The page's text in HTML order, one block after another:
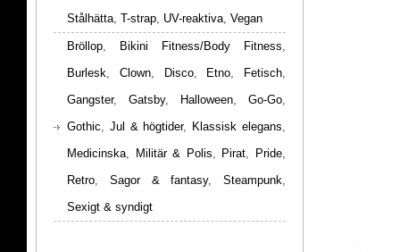
Stålhätta, T-strap, UV-reaktiva, Vegan
Bröllop, Bikini Fitness/Body Fitness,
Burlesk, Clown, Disco, Etno, Fetisch,
Gangster, Gatsby, Halloween, Go-Go,
Gothic, Jul & högtider, Klassisk elegans,
Medicinska, Militär & Polis, Pirat, Pride,
Retro, Sagor & fantasy, Steampunk,
Sexigt & syndigt